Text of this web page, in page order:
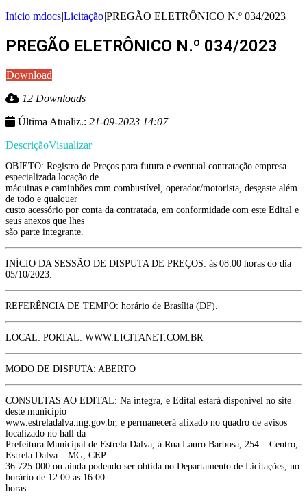
Início|mdocs|Licitação|PREGÃO ELETRÔNICO N.º 034/2023
PREGÃO ELETRÔNICO N.º 034/2023
Download
12 Downloads
Última Atualiz.: 21-09-2023 14:07
DescriçãoVisualizar
OBJETO: Registro de Preços para futura e eventual contratação empresa
especializada locação de
máquinas e caminhões com combustível, operador/motorista, desgaste além
de todo e qualquer
custo acessório por conta da contratada, em conformidade com este Edital e
seus anexos que lhes
são parte integrante.
INÍCIO DA SESSÃO DE DISPUTA DE PREÇOS: às 08:00 horas do dia
05/10/2023.
REFERÊNCIA DE TEMPO: horário de Brasília (DF).
LOCAL: PORTAL: WWW.LICITANET.COM.BR
MODO DE DISPUTA: ABERTO
CONSULTAS AO EDITAL: Na íntegra, e Edital estará disponível no site
deste município
www.estreladalva.mg.gov.br, e permanecerá afixado no quadro de avisos
localizado no hall da
Prefeitura Municipal de Estrela Dalva, à Rua Lauro Barbosa, 254 – Centro,
Estrela Dalva – MG, CEP
36.725-000 ou ainda podendo ser obtida no Departamento de Licitações, no
horário de 12:00 às 16:00
horas.